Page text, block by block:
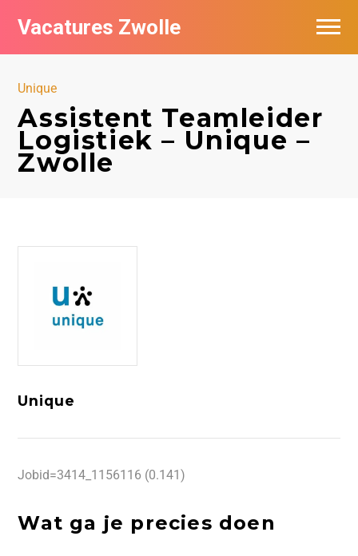
Vacatures Zwolle
Unique
Assistent Teamleider
Logistiek – Unique –
Zwolle
Unique
Jobid=3414_1156116 (0.141)
Wat ga je precies doen
Vacatures per bedrijf
De populairste vacatures in Zwolle
Nieuwsbrief feed